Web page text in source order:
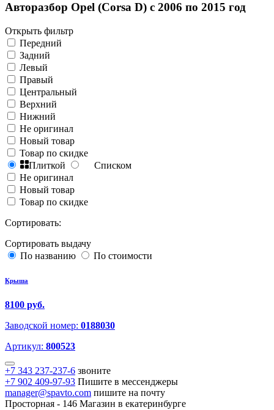
Авторазбор Opel (Corsa D) с 2006 по 2015 год
Открыть фильтр
Передний
Задний
Левый
Правый
Центральный
Верхний
Нижний
Не оригинал
Новый товар
Товар по скидке
Плиткой
Списком
Не оригинал
Новый товар
Товар по скидке
Сортировать:
Сортировать выдачу
По названию
По стоимости
Крыша
8100 руб.
Заводской номер: 0188030
Артикул: 800523
+7 343 237-237-6 звоните
+7 902 409-97-93 Пишите в мессенджеры
manager@spavto.com пишите на почту
Просторная - 146 Магазин в екатеринбурге